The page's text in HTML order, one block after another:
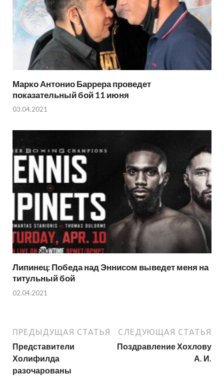
Марко Антонио Баррера проведет
показательный бой 11 июня
03.04.2021
Липинец: Победа над Эннисом выведет меня на
титульный бой
02.04.2021
ПРЕДЫДУЩАЯ СТАТЬЯ
Представители
Холифилда
разочарованы
СЛЕДУЮЩАЯ СТАТЬЯ
Поздравление Хохлову
А. И.